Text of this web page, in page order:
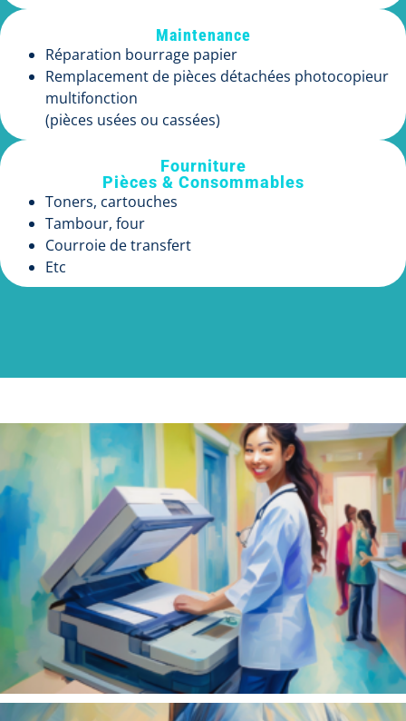
Maintenance
Réparation bourrage papier
Remplacement de pièces détachées photocopieur
multifonction
(pièces usées ou cassées)
Fourniture
Pièces & Consommables
Toners, cartouches
Tambour, four
Courroie de transfert
Etc